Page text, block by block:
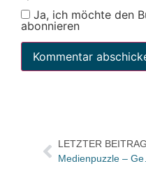
Ja, ich möchte den
abonnieren
LETZTER BEITRAG
Medienpuzzle –